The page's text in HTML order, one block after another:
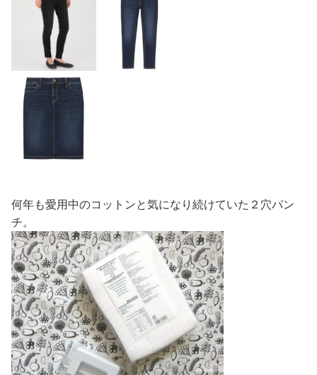
何年も愛用中のコットンと気になり続けていた２穴パン
チ。